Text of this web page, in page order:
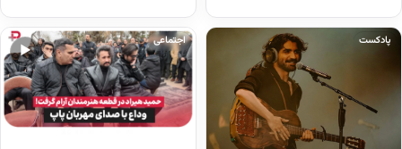
است. این قطعه فضایی آرام و
شاعرانه دارد و شنونده…
ایران، در گفت‌وگویی تازه درباره
موضوعات مختلفی صحبت کرد.…
پادکست
▶
اجتماعی